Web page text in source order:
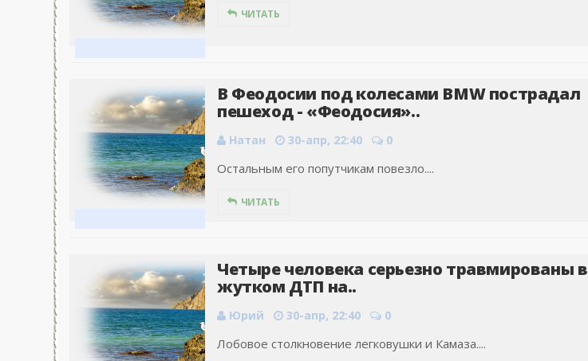
ЧИТАТЬ
В Феодосии под колесами BMW пострадал
пешеход - «Феодосия»..
Натан 30-апр, 22:40 0
Остальным его попутчикам повезло....
ЧИТАТЬ
Четыре человека серьезно травмированы в
жутком ДТП на..
Юрий 30-апр, 22:40 0
Лобовое столкновение легковушки и Камаза....